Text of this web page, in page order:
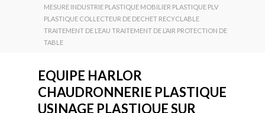
MESURE INDUSTRIE PLASTIQUE MOBILIER PLASTIQUE PLV
PLASTIQUE COLLECTEUR DE DECHET RECYCLABLE
TRAITEMENT DE L’EAU TRAITEMENT DE L’AIR PROTECTION DE
TABLE
EQUIPE HARLOR
CHAUDRONNERIE PLASTIQUE
USINAGE PLASTIQUE SUR